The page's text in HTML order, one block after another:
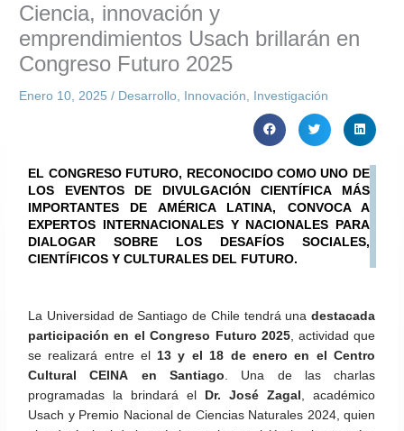
Ciencia, innovación y
emprendimientos Usach brillarán en
Congreso Futuro 2025
Enero 10, 2025/ Desarrollo Innovación Investigación
EL CONGRESO FUTURO, RECONOCIDO COMO UNO DE
LOS EVENTOS DE DIVULGACIÓN CIENTÍFICA MÁS
IMPORTANTES DE AMÉRICA LATINA, CONVOCA A
EXPERTOS INTERNACIONALES Y NACIONALES PARA
DIALOGAR SOBRE LOS DESAFÍOS SOCIALES,
CIENTÍFICOS Y CULTURALES DEL FUTURO.
La Universidad de Santiago de Chile tendrá unadestacada
participación en el Congreso Futuro 2025, actividad que
se realizará entre el13 y el 18 de enero en el Centro
Cultural CEINA en Santiago. Una de las charlas
programadas la brindará el
Dr. José Zagal , académico
Usach y Premio Nacional de Ciencias Naturales 2024, quien